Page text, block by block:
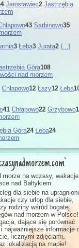
4 Jarosławiec2 Jastrzębia
43 Sarbinowo35
3 Łeba3 Jurata2 (...)
Góra108
nad morzem
Chłapowo12 Łazy12 Łeba
41 Chłapowo22 Grzybowo
Góra24 Łeba24
morze na wczasy,
nad Bałtykiem.
dla siebie na
czy urlop dla siebie,
rodziny wśród bogatej
nad morzem w Polsce!
dające się porównać
najważniejsze informacje
licznymi zdjęciami,
lokalizacją na mapie!